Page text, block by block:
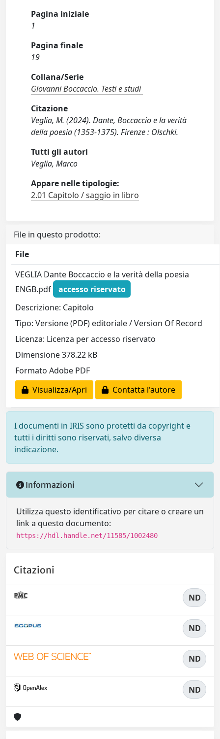
Pagina iniziale
1
Pagina finale
19
Collana/Serie
Giovanni Boccaccio. Testi e studi
Citazione
Veglia, M. (2024). Dante, Boccaccio e la verità
della poesia (1353-1375). Firenze : Olschki.
Tutti gli autori
Veglia, Marco
Appare nelle tipologie:
2.01 Capitolo / saggio in libro
File in questo prodotto:
File
VEGLIA Dante Boccaccio e la verità della poesia
ENGB.pdf
accesso riservato
Descrizione: Capitolo
Tipo: Versione (PDF) editoriale / Version Of Record
Licenza: Licenza per accesso riservato
Dimensione 378.22 kB
Formato Adobe PDF
Visualizza/Apri
Contatta l'autore
I documenti in IRIS sono protetti da copyright e
tutti i diritti sono riservati, salvo diversa
indicazione.
Informazioni
Utilizza questo identificativo per citare o creare un
link a questo documento:
https://hdl.handle.net/11585/1002480
Citazioni
ND
ND
ND
ND